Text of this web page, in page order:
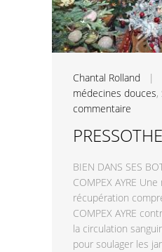
Chantal Rolland |
médecines douces,
commentaire
BIEN DANS SES
COMPEX AYRE
récupération
COMPEX AYRE
la circulation
pour soulager les